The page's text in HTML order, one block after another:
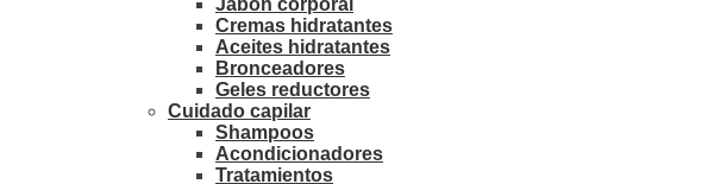
Jabón corporal
Cremas hidratantes
Aceites hidratantes
Bronceadores
Geles reductores
Cuidado capilar
Shampoos
Acondicionadores
Tratamientos